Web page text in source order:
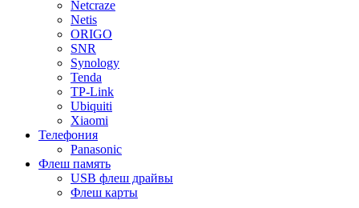
Netcraze
Netis
ORIGO
SNR
Synology
Tenda
TP-Link
Ubiquiti
Xiaomi
Телефония
Panasonic
Флеш память
USB флеш драйвы
Флеш карты